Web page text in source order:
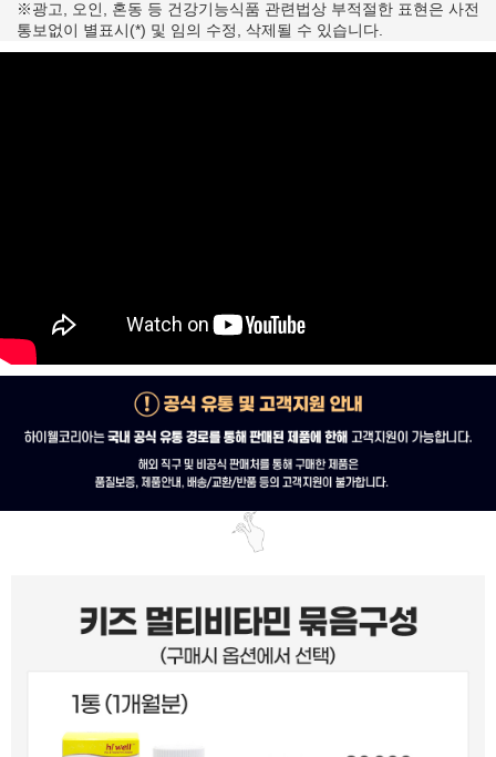
※광고, 오인, 혼동 등 건강기능식품 관련법상 부적절한 표현은 사전
통보없이 별표시(*) 및 임의 수정, 삭제될 수 있습니다.